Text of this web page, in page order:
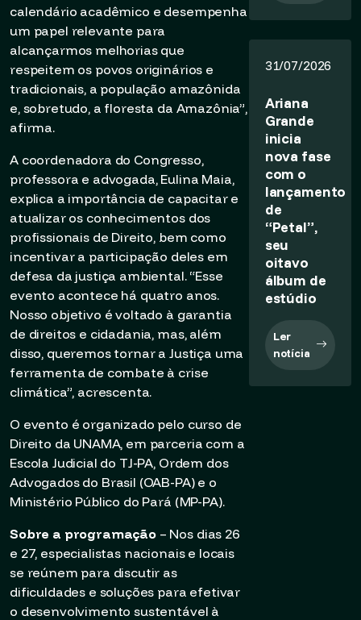
calendário acadêmico e desempenha
um papel relevante para
alcançarmos melhorias que
respeitem os povos originários e
tradicionais, a população amazônida
e, sobretudo, a floresta da Amazônia”,
afirma.
A coordenadora do Congresso,
professora e advogada, Eulina Maia,
explica a importância de capacitar e
atualizar os conhecimentos dos
profissionais de Direito, bem como
incentivar a participação deles em
defesa da justiça ambiental. “Esse
evento acontece há quatro anos.
Nosso objetivo é voltado à garantia
de direitos e cidadania, mas, além
disso, queremos tornar a Justiça uma
ferramenta de combate à crise
climática”, acrescenta.
O evento é organizado pelo curso de
Direito da UNAMA, em parceria com a
Escola Judicial do TJ-PA, Ordem dos
Advogados do Brasil (OAB-PA) e o
Ministério Público do Pará (MP-PA).
Sobre a programação– Nos dias 26
e 27, especialistas nacionais e locais
se reúnem para discutir as
dificuldades e soluções para efetivar
o desenvolvimento sustentável à
31/07/2026
Ariana
Grande
inicia
nova fase
com o
lançamento
de
“Petal”,
seu
oitavo
álbum de
estúdio
Ler
notícia